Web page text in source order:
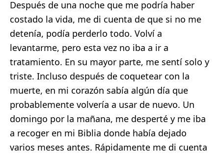
Después de una noche que me podría haber
costado la vida, me di cuenta de que si no me
detenía, podía perderlo todo. Volví a
levantarme, pero esta vez no iba a ir a
tratamiento. En su mayor parte, me sentí solo y
triste. Incluso después de coquetear con la
muerte, en mi corazón sabía algún día que
probablemente volvería a usar de nuevo. Un
domingo por la mañana, me desperté y me iba
a recoger en mi Biblia donde había dejado
varios meses antes. Rápidamente me di cuenta